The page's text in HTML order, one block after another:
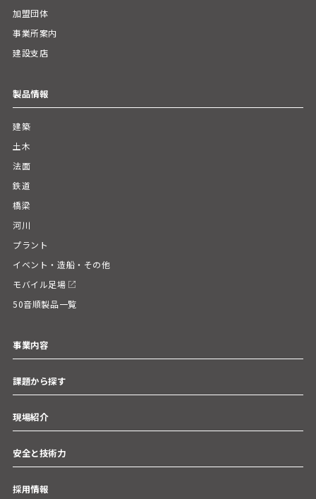
加盟団体
事業所案内
建設支店
製品情報
建築
土木
法面
鉄道
橋梁
河川
プラント
イベント・造船・その他
モバイル足場
50音順製品一覧
事業内容
課題から探す
現場紹介
安全と技術力
採用情報